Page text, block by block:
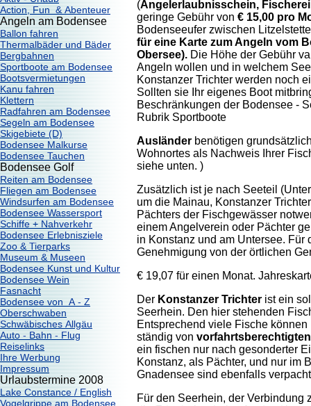
Action, Fun & Abenteuer
Angeln am Bodensee
Ballon fahren
Thermalbäder und Bäder
Bergbahnen
Sportboote am Bodensee
Bootsvermietungen
Kanu fahren
Klettern
Radfahren am Bodensee
Segeln am Bodensee
Skigebiete (D)
Bodensee Malkurse
Bodensee Tauchen
Bodensee Golf
Reiten am Bodensee
Fliegen am Bodensee
Windsurfen am Bodensee
Bodensee Wassersport
Schiffe + Nahverkehr
Bodensee Erlebnisziele
Zoo & Tierparks
Museum & Museen
Bodensee Kunst und Kultur
Bodensee Wein
Fasnacht
Bodensee von A - Z
Oberschwaben
Schwäbisches Allgäu
Auto - Bahn - Flug
Reiselinks
Ihre Werbung
Impressum
Urlaubstermine 2008
Lake Constance / English
Vogelgrippe am Bodensee
(Angelerlaubnisschein,
geringe Gebühr von € 15,00 pro
Bodenseeufer zwischen
für eine Karte zum Angeln vom
Obersee). Die Höhe der Gebühr
Angeln wollen und in welchem
Konstanzer Trichter werden noch
Sollten sie Ihr eigenes Boot
Beschränkungen der Bodensee -
Rubrik Sportboote
Ausländer benötigen
Wohnortes als Nachweis Ihrer
siehe unten. )
Zusätzlich ist je nach Seeteil
um die Mainau, Konstanzer
Pächters der Fischgewässer
einem Angelverein oder Pächter
in Konstanz und am Untersee.
Genehmigung von der örtlichen
€ 19,07 für einen Monat.
Der Konstanzer Trichter ist ein
Seerhein. Den hier stehenden
Entsprechend viele Fische
ständig von
ein fischen nur nach gesonderter
Konstanz, als Pächter, und nur im
Gnadensee sind ebenfalls
Für den Seerhein, der Verbindung